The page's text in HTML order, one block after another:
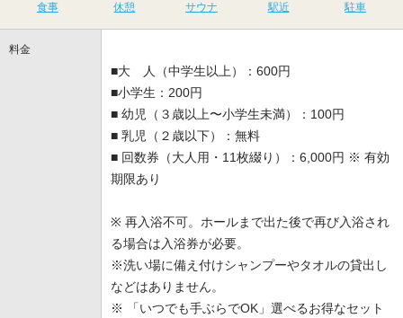
食事 休憩 サウナ 駅近 駐車
料金
■大 人（中学生以上）：600円
■小学生：200円
■ 幼児（３歳以上〜小学生未満）：100円
■ 乳児（２歳以下）：無料
■ 回数券（大人用・11枚綴り）：6,000円 ※ 有効
期限あり
※ 再入浴不可。ホールまで出た後で再び入浴され
る場合は入浴券が必要。
※洗い場に備え付けシャンプーやタオルの貸出し
などはありません。
※ 「いつでも手ぶらでOK」選べるお得なセット